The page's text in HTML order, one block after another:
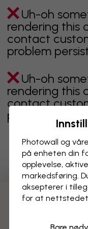
Uh-oh
rendering this
contact
problem
Uh-oh
rendering this
contact
problem
Oppdag fleire
Photowall og
på enheten din
opplevelse,
markedsføring.
aksepterer i
for at nettstedet